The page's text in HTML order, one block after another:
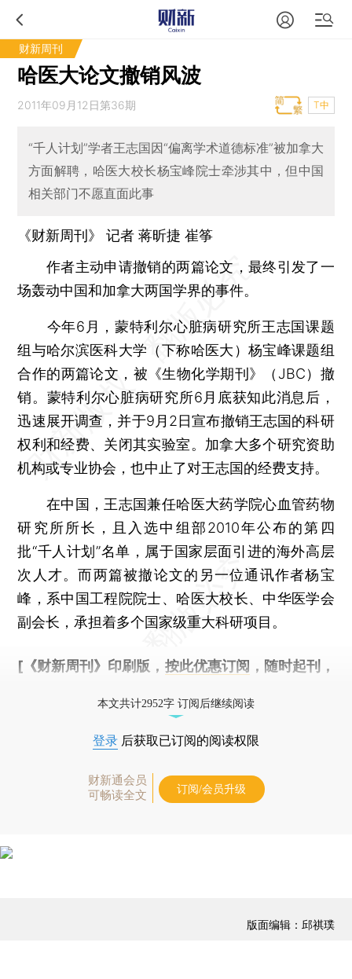
财新周刊
哈医大论文撤销风波
2011年09月12日第36期 T中
“千人计划”学者王志国因“偏离学术道德标准”被加拿大
方面解聘，哈医大校长杨宝峰院士牵涉其中，但中国
相关部门不愿直面此事
《财新周刊》 记者 蒋昕捷崔筝
作者主动申请撤销的两篇论文，最终引发了一
场轰动中国和加拿大两国学界的事件。
今年6月，蒙特利尔心脏病研究所王志国课题
组与哈尔滨医科大学（下称哈医大）杨宝峰课题组
合作的两篇论文，被《生物化学期刊》（JBC）撤
销。蒙特利尔心脏病研究所6月底获知此消息后，
迅速展开调查，并于9月2日宣布撤销王志国的科研
权利和经费、关闭其实验室。加拿大多个研究资助
机构或专业协会，也中止了对王志国的经费支持。
在中国，王志国兼任哈医大药学院心血管药物
研究所所长，且入选中组部2010年公布的第四
批“千人计划”名单，属于国家层面引进的海外高层
次人才。而两篇被撤论文的另一位通讯作者杨宝
峰，系中国工程院院士、哈医大校长、中华医学会
副会长，承担着多个国家级重大科研项目。
[《财新周刊》印刷版， 按此优惠订阅 ，随时起刊，
本文共计2952字 订阅后继续阅读
登录 后获取已订阅的阅读权限
财新通会员
可畅读全文
订阅/会员升级
版面编辑：邱祺璞